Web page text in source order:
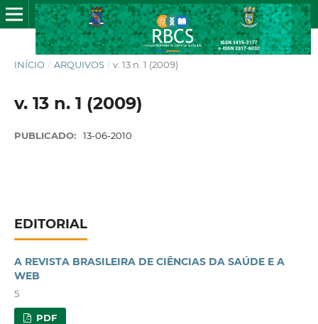
INÍCIO / ARQUIVOS / v. 13 n. 1 (2009)
v. 13 n. 1 (2009)
PUBLICADO: 13-06-2010
EDITORIAL
A REVISTA BRASILEIRA DE CIÊNCIAS DA SAÚDE E A
WEB
5
PDF